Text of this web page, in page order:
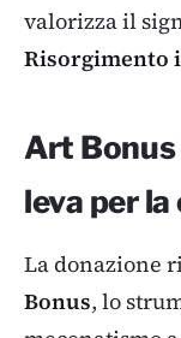
valorizza il
Risorgimento
Art Bonus
leva per
La donazione
Bonus, lo